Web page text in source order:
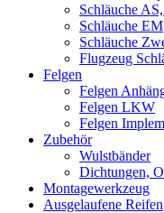
Schläuche
Schläuche EM
Schläuche
Flugzeug
Felgen
Felgen
Felgen LKW
Felgen
Zubehör
Wulstbänder
Dichtungen,
Montagewerkzeug
Ausgelaufene Reifen